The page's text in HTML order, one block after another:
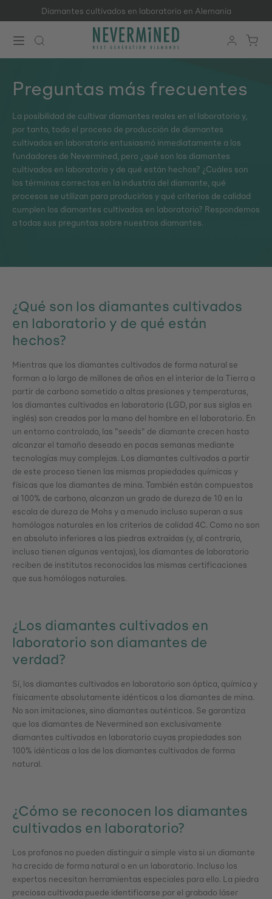
Saltar al contenido principal
Diamantes cultivados en laboratorio en Alemania
Preguntas más frecuentes
La posibilidad de cultivar diamantes reales en el laboratorio y,
por tanto, todo el proceso de producción de diamantes
cultivados en laboratorio entusiasmó inmediatamente a los
fundadores de Nevermined, pero ¿qué son los diamantes
cultivados en laboratorio y de qué están hechos? ¿Cuáles son
los términos correctos en la industria del diamante, qué
procesos se utilizan para producirlos y qué criterios de calidad
cumplen los diamantes cultivados en laboratorio? Respondemos
a todas sus preguntas sobre nuestros diamantes.
¿Qué son los diamantes cultivados
en laboratorio y de qué están
hechos?
Mientras que los diamantes cultivados de forma natural se
forman a lo largo de millones de años en el interior de la Tierra a
partir de carbono sometido a altas presiones y temperaturas,
los diamantes cultivados en laboratorio (LGD, por sus siglas en
inglés) son creados por la mano del hombre en el laboratorio. En
un entorno controlado, las "seeds" de diamante crecen hasta
alcanzar el tamaño deseado en pocas semanas mediante
tecnologías muy complejas. Los diamantes cultivados a partir
de este proceso tienen las mismas propiedades químicas y
físicas que los diamantes de mina. También están compuestos
al 100% de carbono, alcanzan un grado de dureza de 10 en la
escala de dureza de Mohs y a menudo incluso superan a sus
homólogos naturales en los criterios de calidad 4C. Como no son
en absoluto inferiores a las piedras extraídas (y, al contrario,
incluso tienen algunas ventajas), los diamantes de laboratorio
reciben de institutos reconocidos las mismas certificaciones
que sus homólogos naturales.
¿Los diamantes cultivados en
laboratorio son diamantes de
verdad?
Sí, los diamantes cultivados en laboratorio son óptica, química y
físicamente absolutamente idénticos a los diamantes de mina.
No son imitaciones, sino diamantes auténticos. Se garantiza
que los diamantes de Nevermined son exclusivamente
diamantes cultivados en laboratorio cuyas propiedades son
100% idénticas a las de los diamantes cultivados de forma
natural.
¿Cómo se reconocen los diamantes
cultivados en laboratorio?
Los profanos no pueden distinguir a simple vista si un diamante
ha crecido de forma natural o en un laboratorio. Incluso los
expertos necesitan herramientas especiales para ello. La piedra
preciosa cultivada puede identificarse por el grabado láser